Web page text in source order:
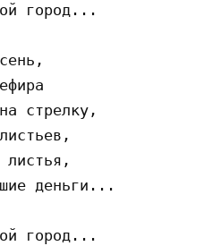
город...
стрелку,
листья,
деньги...
город...